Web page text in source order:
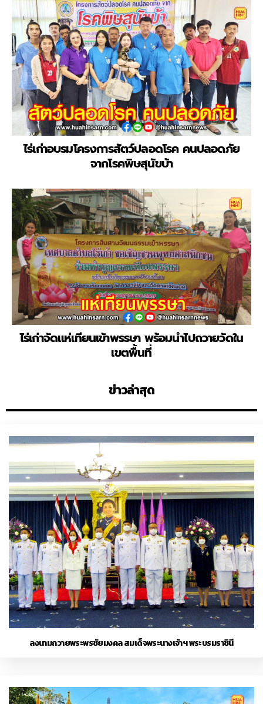
ไร่เก่าอบรมโครงการสัตว์ปลอดโรค คนปลอดภัย
จากโรคพิษสุนัขบ้า
ไร่เก่าจัดแห่เทียนเข้าพรรษา พร้อมนำไปถวายวัดใน
เขตพื้นที่
ข่าวล่าสุด
ลงนามถวายพระพรชัยมงคล สมเด็จพระนางเจ้าฯ พระบรมราชินี